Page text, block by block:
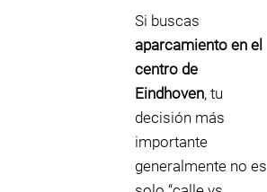
Si buscas
aparcamiento en el
centro de
Eindhoven, tu
decisión más
importante
generalmente no es